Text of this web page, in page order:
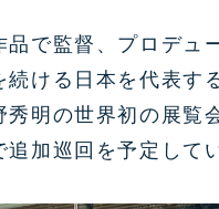
品で監督、プロデュ
続ける日本を代表す
秀明の世界初の展覧
追加巡回を予定して